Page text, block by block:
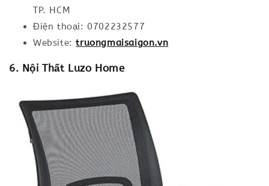
TP. HCM
Điện thoại: 0702232577
Website:truongmaisaigon.vn
6. Nội Thất Luzo Home